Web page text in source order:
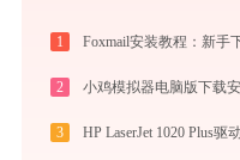
1 Foxmail安装教程：新手
2
3 HP LaserJet 1020 Plus驱